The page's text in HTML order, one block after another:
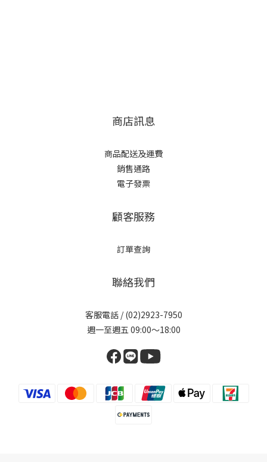
商店訊息
商品配送及運費
銷售通路
電子發票
顧客服務
訂單查詢
聯絡我們
客服電話 / (02)2923-7950
週一至週五 09:00～18:00